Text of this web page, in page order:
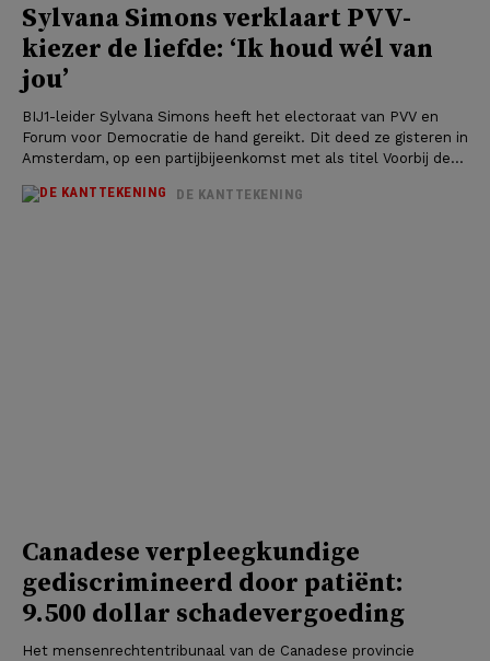
Sylvana Simons verklaart PVV-
kiezer de liefde: ‘Ik houd wél van
jou’
BIJ1-leider Sylvana Simons heeft het electoraat van PVV en
Forum voor Democratie de hand gereikt. Dit deed ze gisteren in
Amsterdam, op een partijbijeenkomst met als titel Voorbij de...
DE KANTTEKENING
Canadese verpleegkundige
gediscrimineerd door patiënt:
9.500 dollar schadevergoeding
Het mensenrechtentribunaal van de Canadese provincie